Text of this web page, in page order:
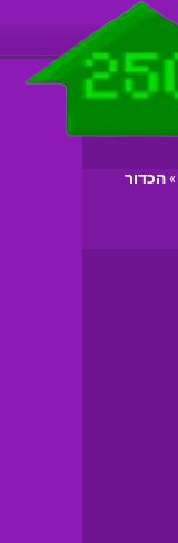
»הכדור